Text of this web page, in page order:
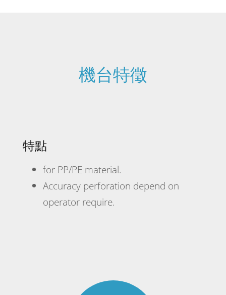
機台特徵
特點
for PP/PE material.
Accuracy perforation depend on
operator require.